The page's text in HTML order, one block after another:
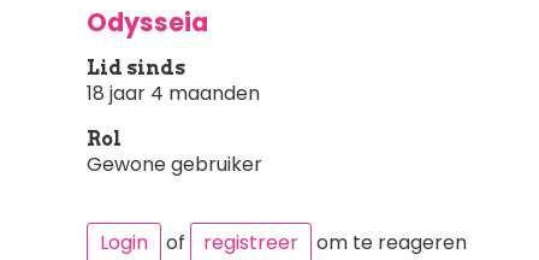
Odysseia
Lid sinds
18 jaar 4 maanden
Rol
Gewone gebruiker
Login of registreer om te reageren